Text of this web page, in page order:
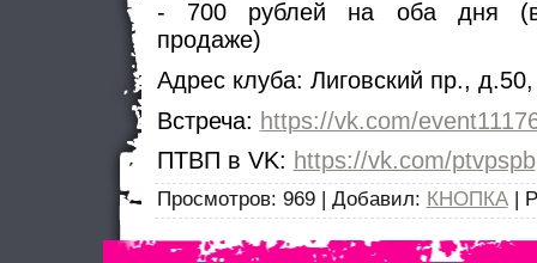
- 700 рублей на оба дня (в
продаже)
Адрес клуба: Лиговский пр., д.50,
Встреча: https://vk.com/
ПТВП в VK: https://vk.com/ptvpspb
Просмотров: 969 | Добавил: КНОПКА|